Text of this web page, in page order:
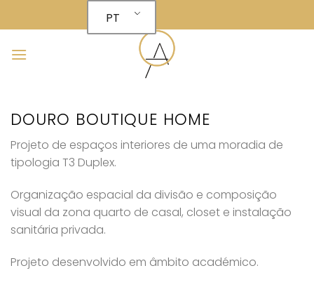
to
PT
DOURO BOUTIQUE HOME
Projeto de espaços interiores de uma moradia de
tipologia T3 Duplex.
Organização espacial da divisão e composição
visual da zona quarto de casal, closet e instalação
sanitária privada.
Projeto desenvolvido em âmbito académico.